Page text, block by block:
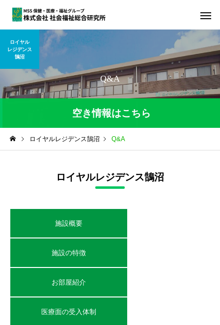
Q&A
ロイヤル
レジデンス
鵠沼
空き情報はこちら
ロイヤルレジデンス鵠沼 Q&A
ロイヤルレジデンス鵠沼
施設概要
施設の特徴
お部屋紹介
医療面の受入体制